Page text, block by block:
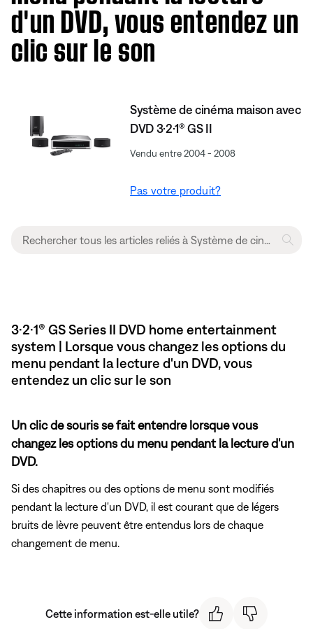
d'un DVD, vous entendez un
clic sur le son
Système de cinéma maison avec
DVD 3·2·1® GS II
Vendu entre 2004 - 2008
Pas votre produit?
3·2·1® GS Series II DVD home entertainment
system | Lorsque vous changez les options du
menu pendant la lecture d'un DVD, vous
entendez un clic sur le son
Un clic de souris se fait entendre lorsque vous
changez les options du menu pendant la lecture d'un
DVD.
Si des chapitres ou des options de menu sont modifiés
pendant la lecture d'un DVD, il est courant que de légers
bruits de lèvre peuvent être entendus lors de chaque
changement de menu.
Cette information est-elle utile?